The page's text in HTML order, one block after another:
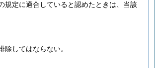
規定に適合していると認めたときは、当該
してはならない。